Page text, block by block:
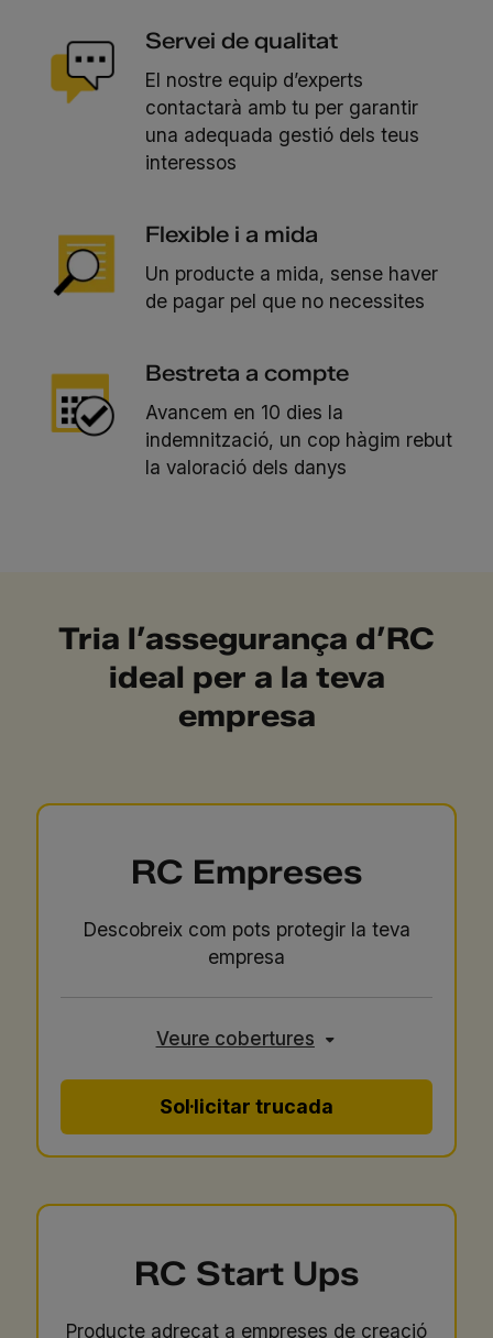
Servei de qualitat
El nostre equip d’experts
contactarà amb tu per garantir
una adequada gestió dels teus
interessos
Flexible i a mida
Un producte a mida, sense haver
de pagar pel que no necessites
Bestreta a compte
Avancem en 10 dies la
indemnització, un cop hàgim rebut
la valoració dels danys
Tria l’assegurança d’RC
ideal per a la teva
empresa
RC Empreses
Descobreix com pots protegir la teva
empresa
Veure cobertures
Sol·licitar trucada
RC Start Ups
Producte adreçat a empreses de creació